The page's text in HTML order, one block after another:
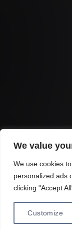
We value
We use cookies
personalized ads
clicking "Accept
Customize